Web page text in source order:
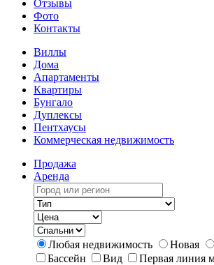
Отзывы
Фото
Контакты
Виллы
Дома
Апартаменты
Квартиры
Бунгало
Дуплексы
Пентхаусы
Коммерческая недвижимость
Продажа
Аренда
Любая недвижимость Новая
Бассейн
Вид Первая линия